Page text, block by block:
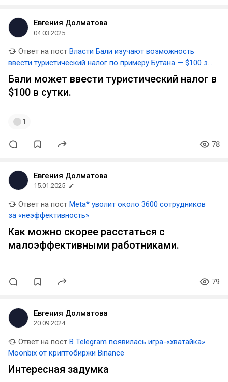
Евгения Долматова
04.03.2025
Ответ на пост Власти Бали изучают возможность
ввести туристический налог по примеру Бутана — $100 за
каждый день пребывания
Бали может ввести туристический налог в
$100 в сутки.
1
78
Евгения Долматова
15.01.2025
Ответ на пост Meta* уволит около 3600 сотрудников
за «неэффективность»
Как можно скорее расстаться с
малоэффективными работниками.
79
Евгения Долматова
20.09.2024
Ответ на пост В Telegram появилась игра-«хватайка»
Moonbix от криптобиржи Binance
Интересная задумка